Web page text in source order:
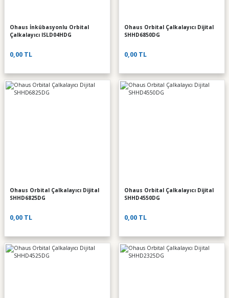
Ohaus İnkübasyonlu Orbital
Çalkalayıcı ISLD04HDG
0,00 TL
Ohaus Orbital Çalkalayıcı Dijital
SHHD6850DG
0,00 TL
Ohaus Orbital Çalkalayıcı Dijital
SHHD6825DG
0,00 TL
Ohaus Orbital Çalkalayıcı Dijital
SHHD4550DG
0,00 TL